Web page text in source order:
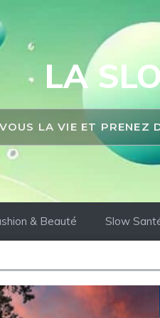
LA
LA VIE ET PRENEZ
& Beauté Slow